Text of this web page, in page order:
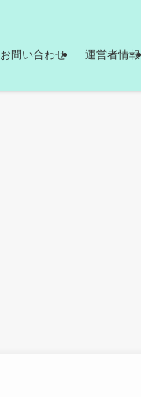
お問い合わせ 運営者情報